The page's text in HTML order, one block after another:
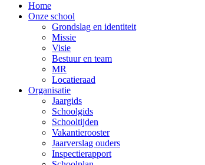
Home
Onze school
Grondslag en identiteit
Missie
Visie
Bestuur en team
MR
Locatieraad
Organisatie
Jaargids
Schoolgids
Schooltijden
Vakantierooster
Jaarverslag ouders
Inspectierapport